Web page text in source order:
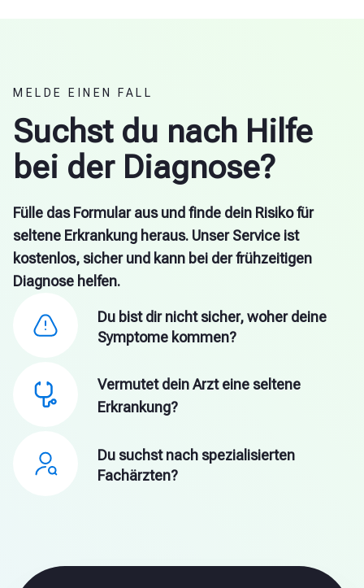
MELDE EINEN FALL
Suchst du nach Hilfe
bei der Diagnose?
Fülle das Formular aus und finde dein Risiko für
seltene Erkrankung heraus. Unser Service ist
kostenlos, sicher und kann bei der frühzeitigen
Diagnose helfen.
Du bist dir nicht sicher, woher deine
Symptome kommen?
Vermutet dein Arzt eine seltene
Erkrankung?
Du suchst nach spezialisierten
Fachärzten?